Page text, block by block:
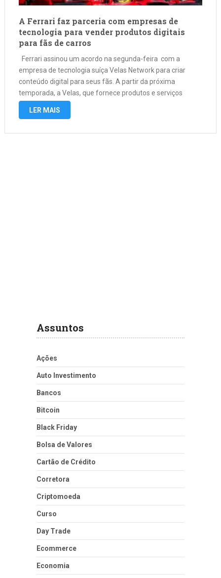
A Ferrari faz parceria com empresas de
tecnologia para vender produtos digitais
para fãs de carros
Ferrari assinou um acordo na segunda-feira com a
empresa de tecnologia suíça Velas Network para criar
conteúdo digital para seus fãs. A partir da próxima
temporada, a Velas, que fornece produtos e serviços
digitais, se tornará parceira da equipe Ferrari de Fórmula 1.
LER MAIS
Assuntos
Ações
Auto Investimento
Bancos
Bitcoin
Black Friday
Bolsa de Valores
Cartão de Crédito
Corretora
Criptomoeda
Curso
Day Trade
Ecommerce
Economia